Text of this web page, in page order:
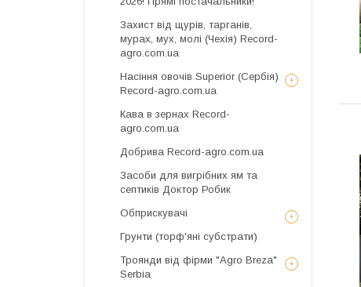
Захист від щурів, тарганів,
мурах, мух, молі (Чехія) Record-
agro.com.ua
Насіння овочів Superior (Сербія)
Record-agro.com.ua
Кава в зернах Record-
agro.com.ua
Добрива Record-agro.com.ua
Засоби для вигрібних ям та
септиків Доктор Робик
Обприскувачі
Грунти (торф'яні субстрати)
Троянди від фірми "Agro Breza"
Serbia